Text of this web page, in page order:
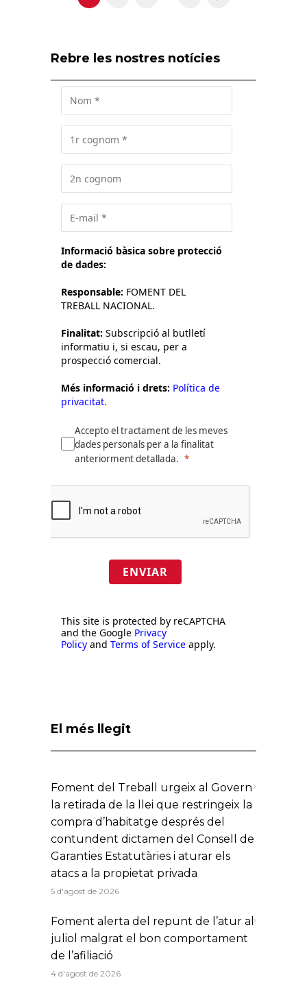
Rebre les nostres notícies
Informació bàsica sobre protecció
de dades:
Responsable: FOMENT DEL
TREBALL NACIONAL.
Finalitat: Subscripció al butlletí
informatiu i, si escau, per a
prospecció comercial.
Més informació i drets: Política de
privacitat.
Accepto el tractament de les meves
dades personals per a la finalitat
anteriorment detallada.
ENVIAR
This site is protected by reCAPTCHA
and the Google Privacy
Policy and Terms of Service apply.
El més llegit
Foment del Treball urgeix al Govern
la retirada de la llei que restringeix la
compra d’habitatge després del
contundent dictamen del Consell de
Garanties Estatutàries i aturar els
atacs a la propietat privada
5 d'agost de 2026
Foment alerta del repunt de l’atur al
juliol malgrat el bon comportament
de l’afiliació
4 d'agost de 2026